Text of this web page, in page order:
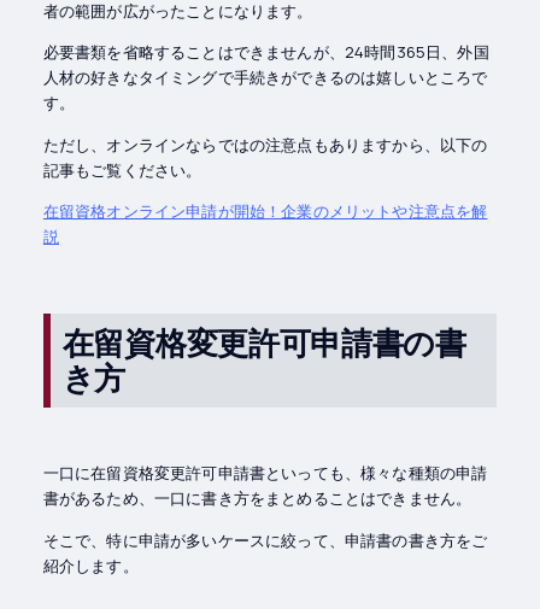
者の範囲が広がったことになります。
必要書類を省略することはできませんが、24時間365日、外国
人材の好きなタイミングで手続きができるのは嬉しいところで
す。
ただし、オンラインならではの注意点もありますから、以下の
記事もご覧ください。
在留資格オンライン申請が開始！企業のメリットや注意点を解
説
在留資格変更許可申請書の書
き方
一口に在留資格変更許可申請書といっても、様々な種類の申請
書があるため、一口に書き方をまとめることはできません。
そこで、特に申請が多いケースに絞って、申請書の書き方をご
紹介します。